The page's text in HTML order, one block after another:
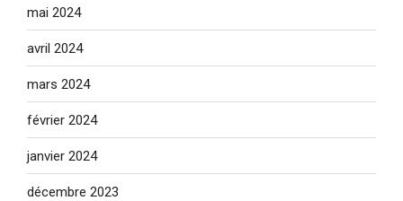
mai 2024
avril 2024
mars 2024
février 2024
janvier 2024
décembre 2023